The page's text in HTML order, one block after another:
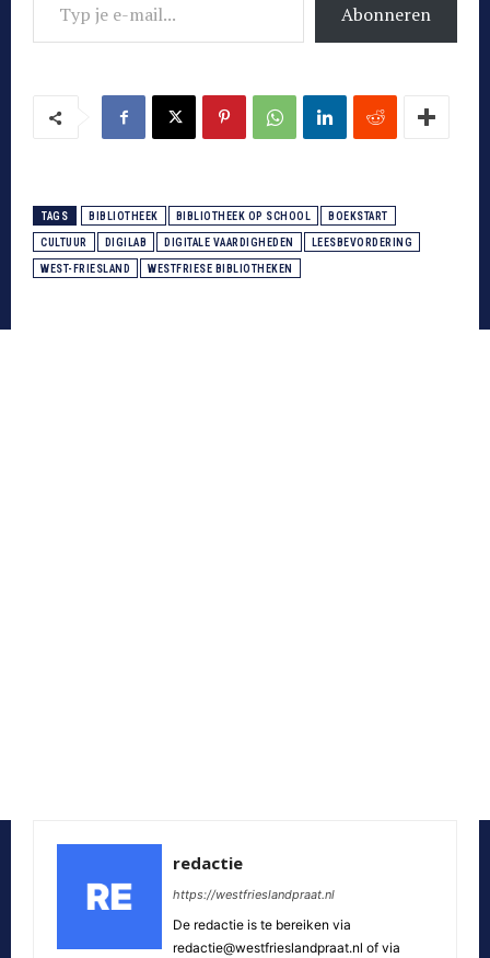
Abonneren
TAGS BIBLIOTHEEK BIBLIOTHEEK OP SCHOOL BOEKSTART
CULTUUR DIGILAB DIGITALE VAARDIGHEDEN LEESBEVORDERING
WEST-FRIESLAND WESTFRIESE BIBLIOTHEKEN
redactie
https://westfrieslandpraat.nl
De redactie is te bereiken via
redactie@westfrieslandpraat.nl of via